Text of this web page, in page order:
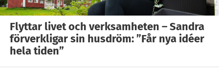
Flyttar livet och verksamheten – Sandra
förverkligar sin husdröm: ”Får nya idéer
hela tiden”